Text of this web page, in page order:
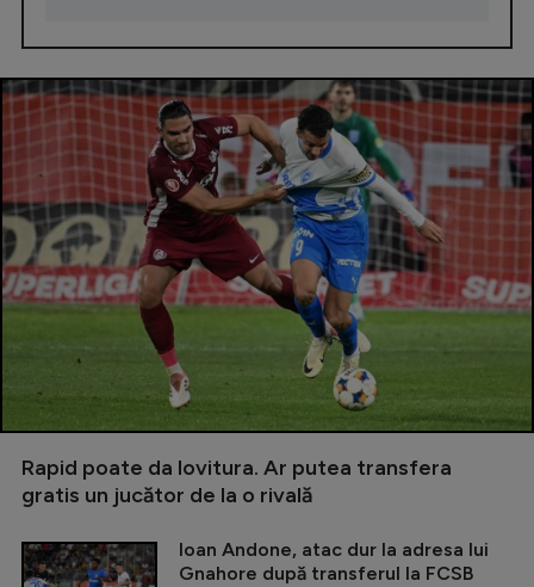
Rapid poate da lovitura. Ar putea transfera
gratis un jucător de la o rivală
Ioan Andone, atac dur la adresa lui
Gnahore după transferul la FCSB